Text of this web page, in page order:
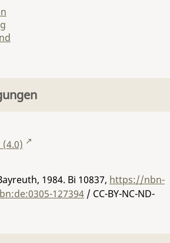
(4.0)
1984. Bi 10837, https://nbn-
127394 / CC-BY-NC-ND-